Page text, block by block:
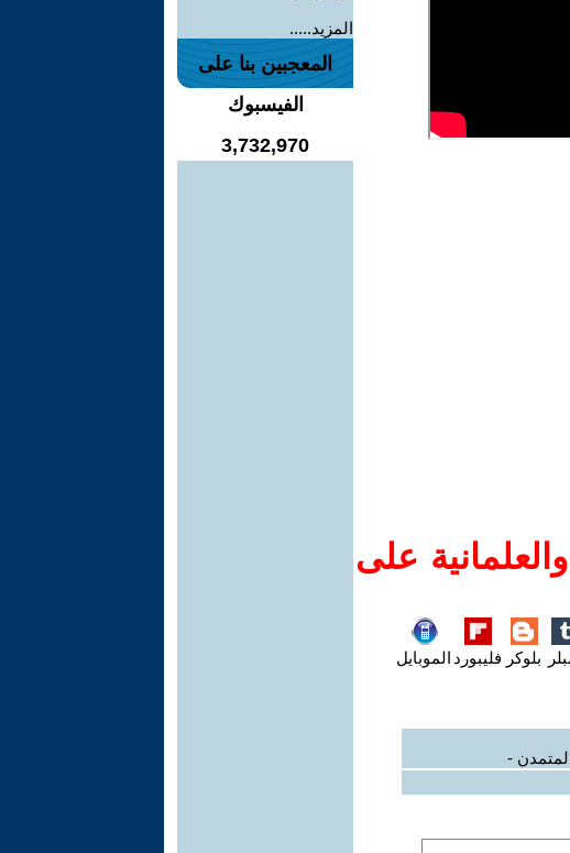
على
بلوكر فليبورد الموبايل
-
المزيد.....
المعجبين بنا على
الفيسبوك
3,732,970